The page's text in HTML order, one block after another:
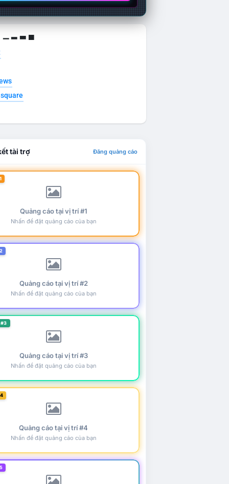
▁ ▂ ▃ ▄
tài trợ Đăng quảng cáo
Quảng cáo tại vị trí #1
Nhấn để đặt quảng cáo của bạn
Quảng cáo tại vị trí #2
Nhấn để đặt quảng cáo của bạn
Quảng cáo tại vị trí #3
Nhấn để đặt quảng cáo của bạn
Quảng cáo tại vị trí #4
Nhấn để đặt quảng cáo của bạn